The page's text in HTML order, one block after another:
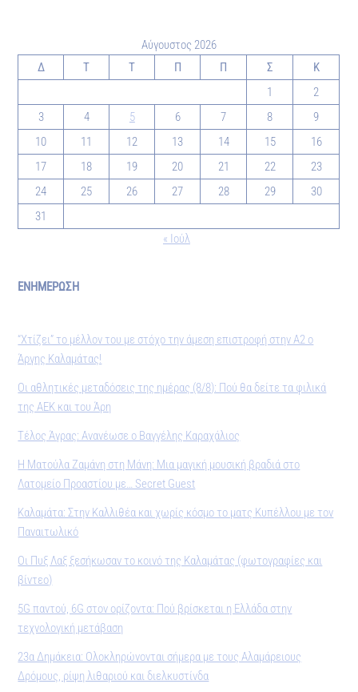
Αύγουστος 2026
Δ
Τ Τ Π Π Σ
Κ
1
2
3
4 5 6 7 8
9
10
11 12 13 14 15
16
17
18 19 20 21 22
23
24
25 26 27 28 29
30
31
« Ιούλ
ΕΝΗΜΕΡΩΣΗ
“Χτίζει” το μέλλον του με στόχο την άμεση επιστροφή στην Α2 ο
Άργης Καλαμάτας!
Οι αθλητικές μεταδόσεις της ημέρας (8/8): Πού θα δείτε τα φιλικά
της ΑΕΚ και του Άρη
Τέλος Άγρας: Ανανέωσε ο Βαγγέλης Καραχάλιος
Η Ματούλα Ζαμάνη στη Μάνη: Μια μαγική μουσική βραδιά στο
Λατομείο Προαστίου με… Secret Guest
Καλαμάτα: Στην Καλλιθέα και χωρίς κόσμο το ματς Κυπέλλου με τον
Παναιτωλικό
Οι Πυξ Λαξ ξεσήκωσαν το κοινό της Καλαμάτας (φωτογραφίες και
βίντεο)
5G παντού, 6G στον ορίζοντα: Πού βρίσκεται η Ελλάδα στην
τεχνολογική μετάβαση
23α Δημάκεια: Ολοκληρώνονται σήμερα με τους Αλαμάρειους
Δρόμους, ρίψη λιθαριού και διελκυστίνδα